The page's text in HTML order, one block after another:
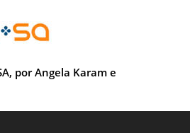
por Angela Karam e